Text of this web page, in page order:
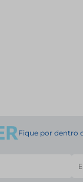
Fique por dentro